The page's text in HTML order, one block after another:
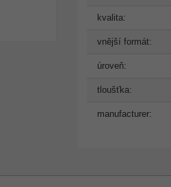
kvalita:
vnější formát:
úroveň:
tloušťka:
manufacturer: